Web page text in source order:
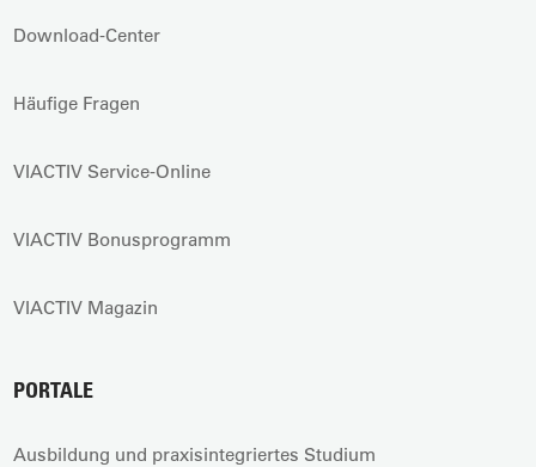
Download-Center
Häufige Fragen
VIACTIV Service-Online
VIACTIV Bonusprogramm
VIACTIV Magazin
PORTALE
Ausbildung und praxisintegriertes Studium